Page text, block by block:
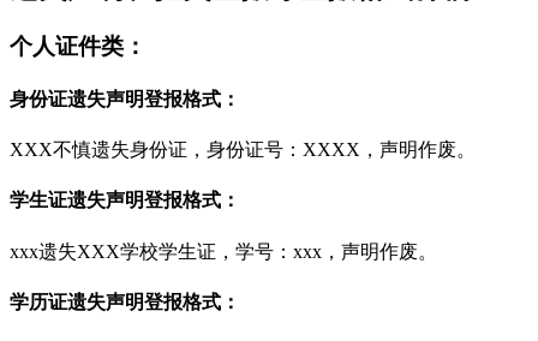
个人证件类：
身份证遗失声明登报格式：
XXX不慎遗失身份证，身份证号：XXXX，声明作废。
学生证遗失声明登报格式：
xxx遗失XXX学校学生证，学号：xxx，声明作废。
学历证遗失声明登报格式：